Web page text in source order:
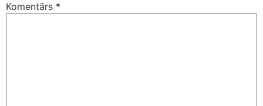
Komentārs *